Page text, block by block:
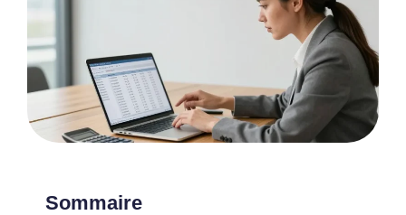
Sommaire